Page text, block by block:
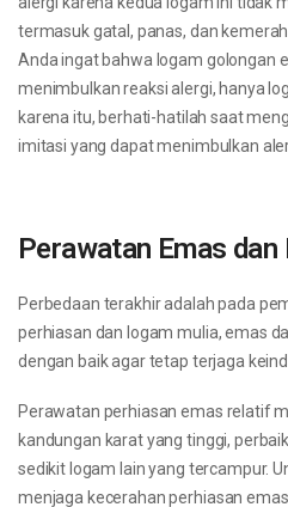
termasuk gatal, panas, dan
Anda ingat bahwa logam golongan
menimbulkan reaksi alergi, hanya
karena itu, berhati-hatilah saat
imitasi yang dapat menimbulkan
Perawatan Emas
Perbedaan terakhir adalah pada
perhiasan dan logam mulia, emas
dengan baik agar tetap terjaga
Perawatan perhiasan emas relatif
kandungan karat yang tinggi,
sedikit logam lain yang tercampur.
menjaga kecerahan perhiasan